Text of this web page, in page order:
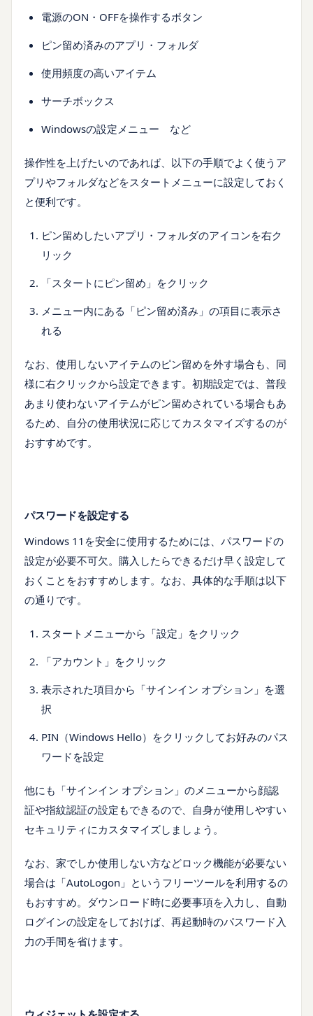
電源のON・OFFを操作するボタン
ピン留め済みのアプリ・フォルダ
使用頻度の高いアイテム
サーチボックス
Windowsの設定メニュー など
操作性を上げたいのであれば、以下の手順でよく使うア
プリやフォルダなどをスタートメニューに設定しておく
と便利です。
ピン留めしたいアプリ・フォルダのアイコンを右ク
リック
「スタートにピン留め」をクリック
メニュー内にある「ピン留め済み」の項目に表示さ
れる
なお、使用しないアイテムのピン留めを外す場合も、同
様に右クリックから設定できます。初期設定では、普段
あまり使わないアイテムがピン留めされている場合もあ
るため、自分の使用状況に応じてカスタマイズするのが
おすすめです。
パスワードを設定する
Windows 11を安全に使用するためには、パスワードの
設定が必要不可欠。購入したらできるだけ早く設定して
おくことをおすすめします。なお、具体的な手順は以下
の通りです。
スタートメニューから「設定」をクリック
「アカウント」をクリック
表示された項目から「サインイン オプション」を選
択
PIN（Windows Hello）をクリックしてお好みのパス
ワードを設定
他にも「サインイン オプション」のメニューから顔認
証や指紋認証の設定もできるので、自身が使用しやすい
セキュリティにカスタマイズしましょう。
なお、家でしか使用しない方などロック機能が必要ない
場合は「AutoLogon」というフリーツールを利用するの
もおすすめ。ダウンロード時に必要事項を入力し、自動
ログインの設定をしておけば、再起動時のパスワード入
力の手間を省けます。